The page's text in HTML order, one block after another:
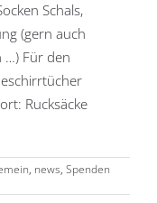
Schals,
(gern auch
…) Für den
Rucksäcke
, news, Spenden